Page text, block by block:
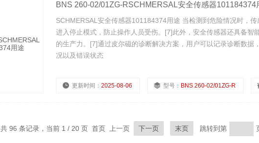
BNS 260-02/01ZG-RSCHMERSAL安全传感器101184374
SCHMERSAL安全传感器101184374用途 当检测到危险情况时，
进入停止模式，防止操作人员受伤。[7]此外，安全传感器还具备智
的生产力。[7]通过皮尔磁的诊断解决方案，用户可以记录诊断数据
况以及错误状态
更新时间： 2025-08-06 型号： BNS 260-02/01ZG-R
共 96 条记录，当前 1 / 20 页 首页 上一页 下一页 末页 跳转到第